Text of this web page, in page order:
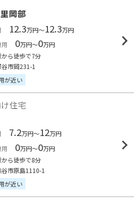
岡部
12.3万円～12.3万円
0万円～0万円
から徒歩で7分
市岡231-1
が近い
住宅
7.2万円～12万円
0万円～0万円
ら徒歩で8分
市原島1110-1
が近い